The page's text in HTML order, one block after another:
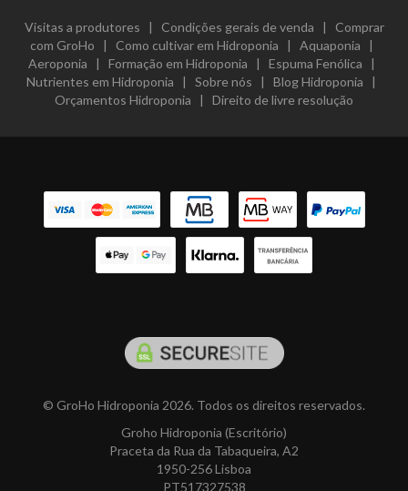
Visitas a produtores | Condições gerais de venda | Comprar
com GroHo | Como cultivar em Hidroponia | Aquaponia |
Aeroponia | Formação em Hidroponia | Espuma Fenólica |
Nutrientes em Hidroponia | Sobre nós | Blog Hidroponia |
Orçamentos Hidroponia | Direito de livre resolução
© GroHo Hidroponia 2026. Todos os direitos reservados.
Groho Hidroponia (Escritório)
Praceta da Rua da Tabaqueira, A2
1950-256 Lisboa
PT517327538